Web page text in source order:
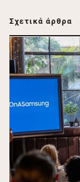
Σχετικά άρθρα